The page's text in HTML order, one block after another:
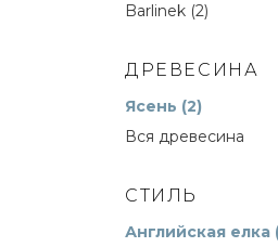
Barlinek (2)
ДРЕВЕСИНА
Ясень (2)
Вся древесина
СТИЛЬ
Английская елка